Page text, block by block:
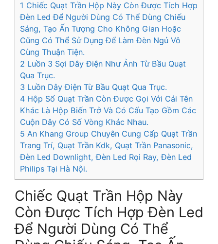
1 Chiếc Quạt Trần Hộp Này Còn Được Tích Hợp
Đèn Led Để Người Dùng Có Thể Dùng Chiếu
Sáng, Tạo Ấn Tượng Cho Không Gian Hoặc
Cũng Có Thể Sử Dụng Để Làm Đèn Ngủ Vô
Cùng Thuận Tiện.
2 Luồn 3 Sợi Dây Điện Như Ảnh Từ Bầu Quạt
Qua Trục.
3 Luồn Dây Điện Từ Bầu Quạt Qua Trục.
4 Hộp Số Quạt Trần Còn Được Gọi Với Cái Tên
Khác Là Hộp Biến Trở Và Có Cấu Tạo Gồm Các
Cuộn Dây Có Số Vòng Khác Nhau.
5 An Khang Group Chuyên Cung Cấp Quạt Trần
Trang Trí, Quạt Trần Kdk, Quạt Trần Panasonic,
Đèn Led Downlight, Đèn Led Rọi Ray, Đèn Led
Philips Tại Hà Nội.
Chiếc Quạt Trần Hộp Này
Còn Được Tích Hợp Đèn Led
Để Người Dùng Có Thể